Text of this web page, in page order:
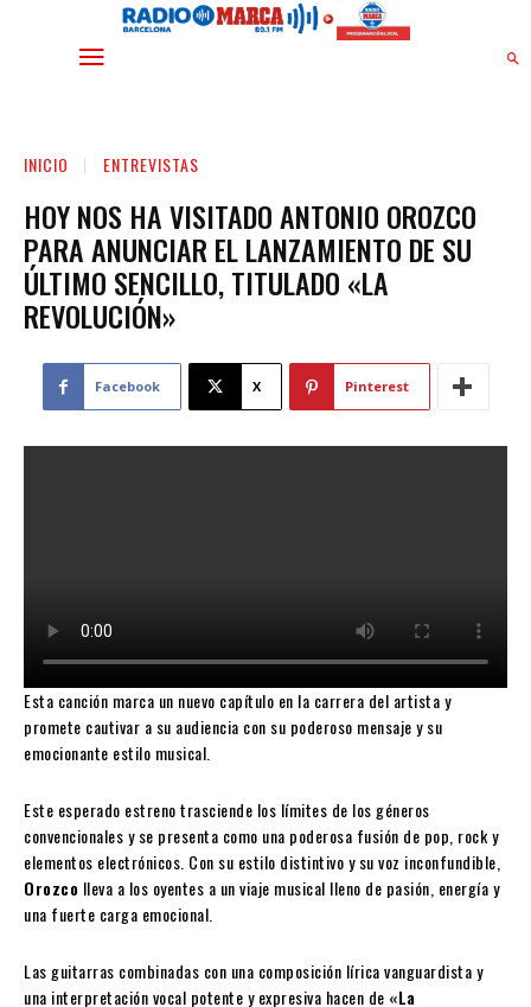
INICIO ENTREVISTAS
HOY NOS HA VISITADO ANTONIO OROZCO
PARA ANUNCIAR EL LANZAMIENTO DE SU
ÚLTIMO SENCILLO, TITULADO «LA
REVOLUCIÓN»
Facebook X Pinterest
Esta canción marca un nuevo capítulo en la carrera del artista y
promete cautivar a su audiencia con su poderoso mensaje y su
emocionante estilo musical.
Este esperado estreno trasciende los límites de los géneros
convencionales y se presenta como una poderosa fusión de pop, rock y
elementos electrónicos. Con su estilo distintivo y su voz inconfundible,
Orozco lleva a los oyentes a un viaje musical lleno de pasión, energía y
una fuerte carga emocional.
Las guitarras combinadas con una composición lírica vanguardista y
una interpretación vocal potente y expresiva hacen de «La